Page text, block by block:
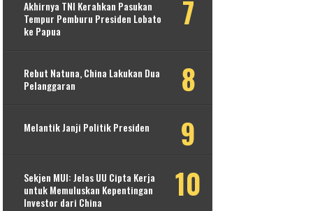
Akhirnya TNI Kerahkan Pasukan
Tempur Pemburu Presiden Lobato
ke Papua
Rebut Natuna, China Lakukan Dua
Pelanggaran
Melantik Janji Politik Presiden
Sekjen MUI: Jelas UU Cipta Kerja
untuk Memuluskan Kepentingan
Investor dari China